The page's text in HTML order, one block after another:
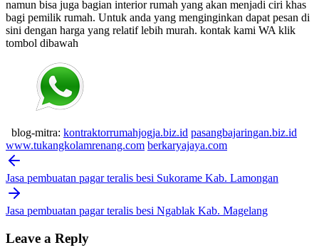
namun bisa juga bagian interior rumah yang akan menjadi ciri khas
bagi pemilik rumah. Untuk anda yang menginginkan dapat pesan di
sini dengan harga yang relatif lebih murah. kontak kami WA klik
tombol dibawah
blog-mitra: kontraktorrumahjogja.biz.id pasangbajaringan.biz.id
www.tukangkolamrenang.com berkaryajaya.com
Post
navigation
Jasa pembuatan pagar teralis besi Sukorame Kab. Lamongan
Jasa pembuatan pagar teralis besi Ngablak Kab. Magelang
Leave a Reply